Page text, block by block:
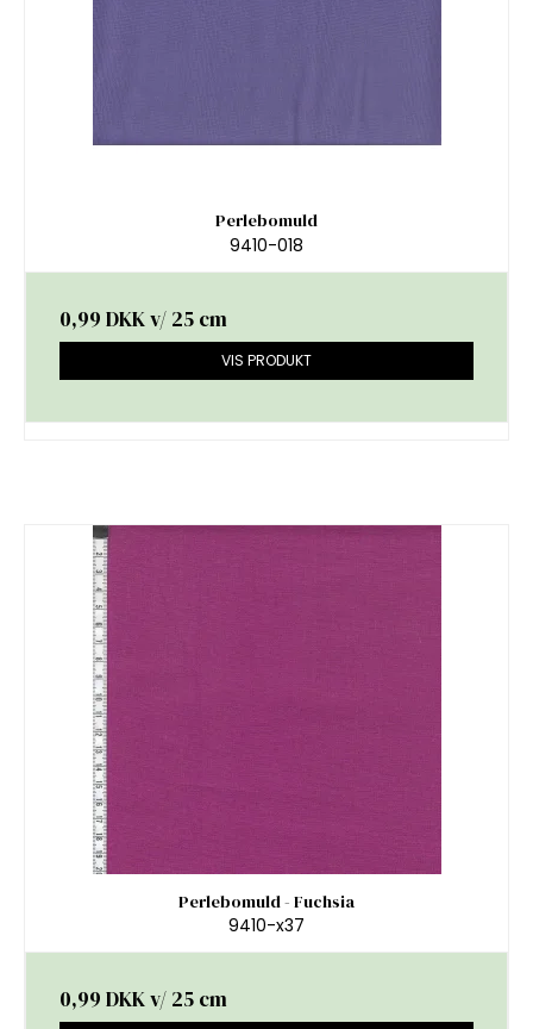
Perlebomuld
9410-018
0,99 DKKv/ 25 cm
VIS PRODUKT
Perlebomuld - Fuchsia
9410-x37
0,99 DKKv/ 25 cm